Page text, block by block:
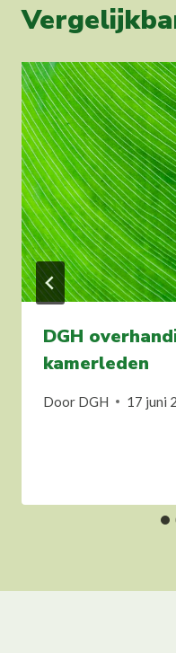
DGH
kamerleden
Door DGH 17 juni